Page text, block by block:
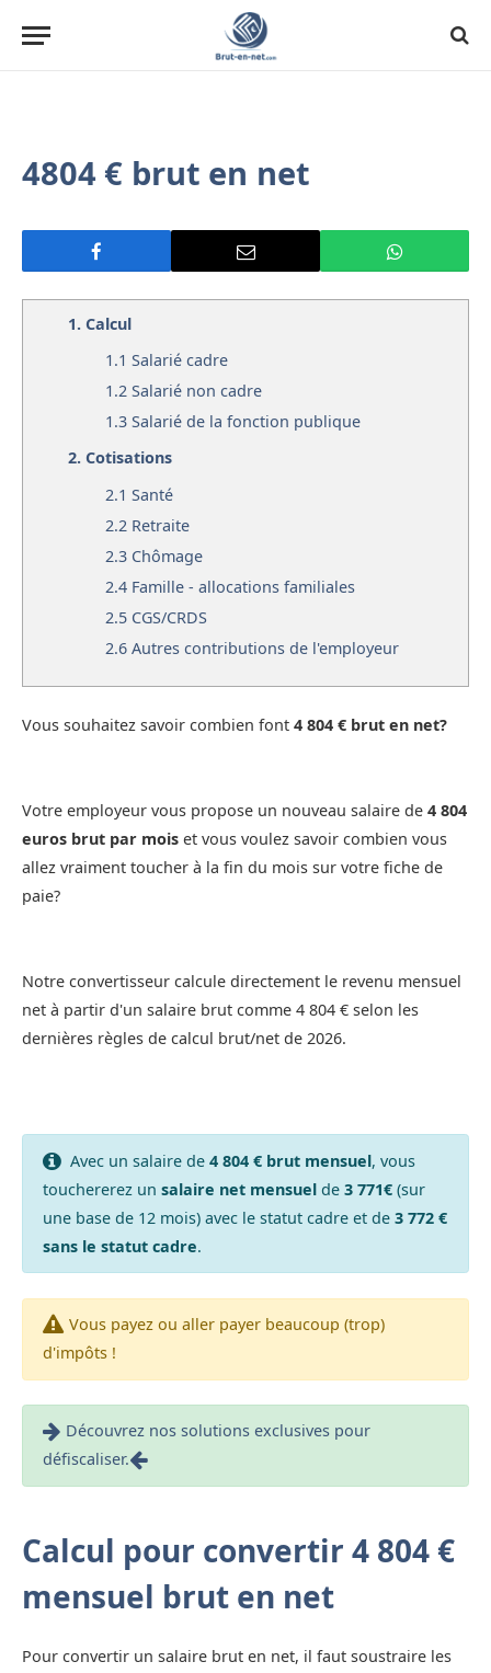
4804 € brut en net
1. Calcul
1.1 Salarié cadre
1.2 Salarié non cadre
1.3 Salarié de la fonction publique
2. Cotisations
2.1 Santé
2.2 Retraite
2.3 Chômage
2.4 Famille - allocations familiales
2.5 CGS/CRDS
2.6 Autres contributions de l'employeur
Vous souhaitez savoir combien font 4 804 € brut en net?
Votre employeur vous propose un nouveau salaire de 4 804
euros brut par mois et vous voulez savoir combien vous
allez vraiment toucher à la fin du mois sur votre fiche de
paie?
Notre convertisseur calcule directement le revenu mensuel
net à partir d'un salaire brut comme 4 804 € selon les
dernières règles de calcul brut/net de 2026.
Avec un salaire de 4 804 € brut mensuel, vous
touchererez un salaire net mensuelde 3 771€(sur
une base de 12 mois) avec le statut cadre et de 3 772 €
sans le statut cadre.
Vous payez ou aller payer beaucoup (trop)
d'impôts !
Découvrez nos solutions exclusives pour
défiscaliser.
Calcul pour convertir 4 804 €
mensuel brut en net
Pour convertir un salaire brut en net, il faut soustraire les